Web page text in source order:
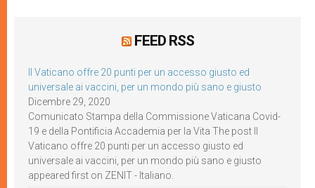
FEED RSS
Il Vaticano offre 20 punti per un accesso giusto ed
universale ai vaccini, per un mondo più sano e giusto
Dicembre 29, 2020
Comunicato Stampa della Commissione Vaticana Covid-
19 e della Pontificia Accademia per la Vita The post Il
Vaticano offre 20 punti per un accesso giusto ed
universale ai vaccini, per un mondo più sano e giusto
appeared first on ZENIT - Italiano.